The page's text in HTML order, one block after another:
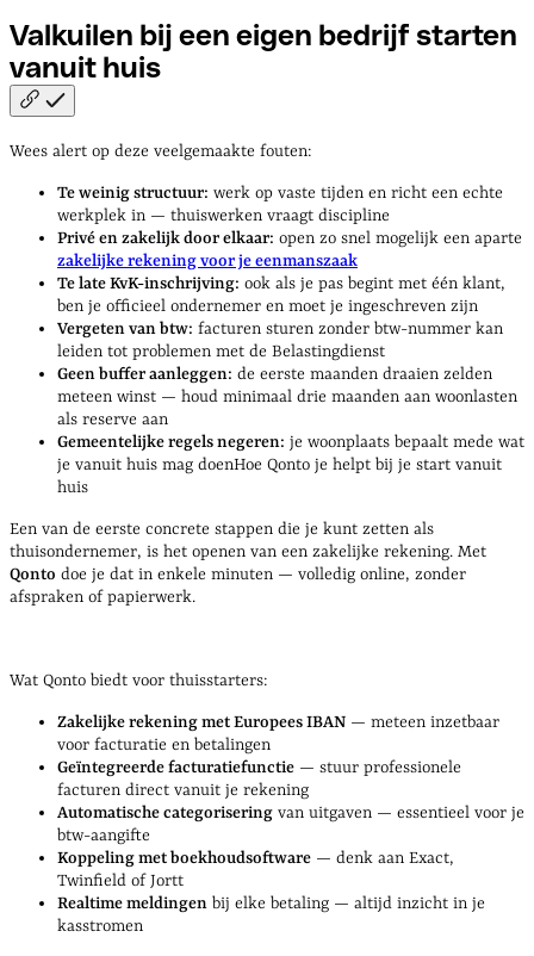
Valkuilen bij een eigen bedrijf starten
vanuit huis
Wees alert op deze veelgemaakte fouten:
Te weinig structuur: werk op vaste tijden en richt een echte
werkplek in — thuiswerken vraagt discipline
Privé en zakelijk door elkaar: open zo snel mogelijk een aparte
zakelijke rekening voor je eenmanszaak
Te late KvK-inschrijving: ook als je pas begint met één klant,
ben je officieel ondernemer en moet je ingeschreven zijn
Vergeten van btw: facturen sturen zonder btw-nummer kan
leiden tot problemen met de Belastingdienst
Geen buffer aanleggen: de eerste maanden draaien zelden
meteen winst — houd minimaal drie maanden aan woonlasten
als reserve aan
Gemeentelijke regels negeren: je woonplaats bepaalt mede wat
je vanuit huis mag doenHoe Qonto je helpt bij je start vanuit
huis
Een van de eerste concrete stappen die je kunt zetten als
thuisondernemer, is het openen van een zakelijke rekening. Met
Qonto doe je dat in enkele minuten — volledig online, zonder
afspraken of papierwerk.
Wat Qonto biedt voor thuisstarters:
Zakelijke rekening met Europees IBAN — meteen inzetbaar
voor facturatie en betalingen
Geïntegreerde facturatiefunctie — stuur professionele
facturen direct vanuit je rekening
Automatische categorisering van uitgaven — essentieel voor je
btw-aangifte
Koppeling met boekhoudsoftware — denk aan Exact,
Twinfield of Jortt
Realtime meldingen bij elke betaling — altijd inzicht in je
kasstromen